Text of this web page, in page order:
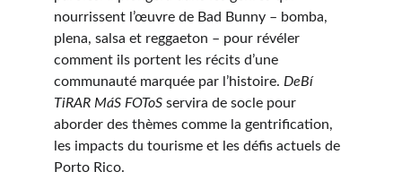
nourrissent l’œuvre de Bad Bunny – bomba,
plena, salsa et reggaeton – pour révéler
comment ils portent les récits d’une
communauté marquée par l’histoire. DeBí
TiRAR MáS FOToS servira de socle pour
aborder des thèmes comme la gentrification,
les impacts du tourisme et les défis actuels de
Porto Rico.